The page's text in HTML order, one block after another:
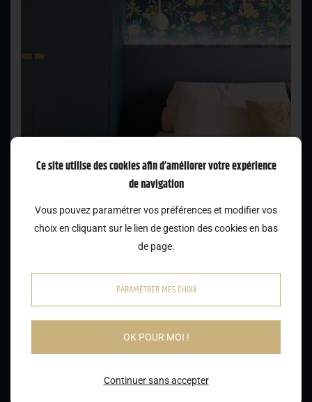
Ce site utilise des cookies afin d’améliorer votre expérience
de navigation
Vous pouvez paramétrer vos préférences et modifier vos
choix en cliquant sur le lien de gestion des cookies en bas
de page.
PARAMÉTRER MES CHOIX
OK POUR MOI !
Continuer sans accepter